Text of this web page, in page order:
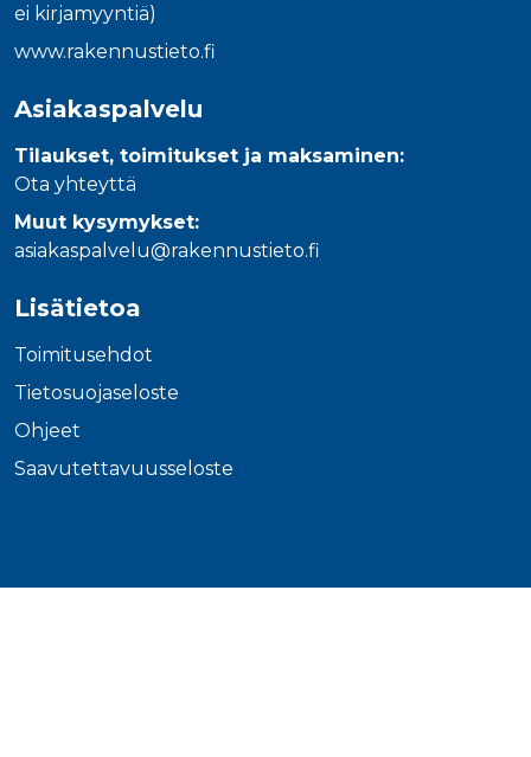
ei kirjamyyntiä)
www.rakennustieto.fi
Asiakaspalvelu
Tilaukset, toimitukset ja maksaminen:
Ota yhteyttä
Muut kysymykset:
asiakaspalvelu@rakennustieto.fi
Lisätietoa
Toimitusehdot
Tietosuojaseloste
Ohjeet
Saavutettavuusseloste